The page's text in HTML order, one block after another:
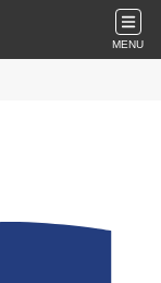
MENU